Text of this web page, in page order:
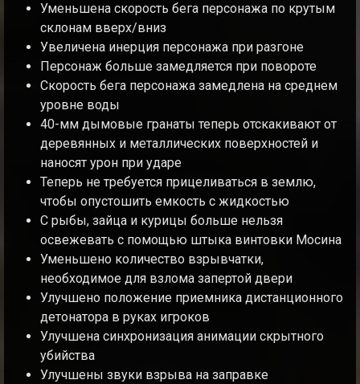
Уменьшена скорость бега персонажа по крутым
склонам вверх/вниз
Увеличена инерция персонажа при разгоне
Персонаж больше замедляется при повороте
Скорость бега персонажа замедлена на среднем
уровне воды
40-мм дымовые гранаты теперь отскакивают от
деревянных и металлических поверхностей и
наносят урон при ударе
Теперь не требуется прицеливаться в землю,
чтобы опустошить емкость с жидкостью
С рыбы, зайца и курицы больше нельзя
освежевать с помощью штыка винтовки Мосина
Уменьшено количество взрывчатки,
необходимое для взлома запертой двери
Улучшено положение приемника дистанционного
детонатора в руках игроков
Улучшена синхронизация анимации скрытного
убийства
Улучшены звуки взрыва на заправке